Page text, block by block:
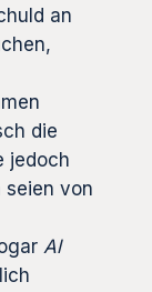
an
die
jedoch
seien von
Al